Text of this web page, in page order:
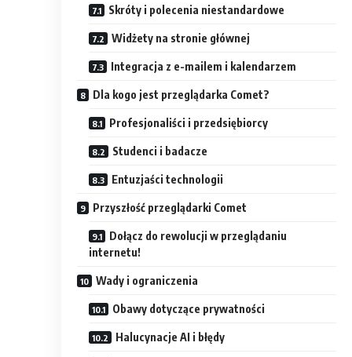
Skróty i polecenia niestandardowe
Widżety na stronie głównej
Integracja z e-mailem i kalendarzem
Dla kogo jest przeglądarka Comet?
Profesjonaliści i przedsiębiorcy
Studenci i badacze
Entuzjaści technologii
Przyszłość przeglądarki Comet
Dołącz do rewolucji w przeglądaniu
internetu!
Wady i ograniczenia
Obawy dotyczące prywatności
Halucynacje AI i błędy